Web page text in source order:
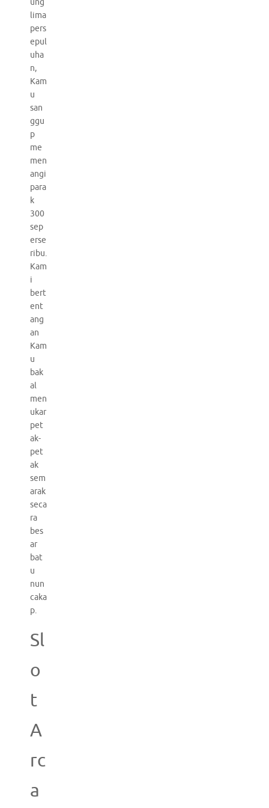
lima
pers
epul
uha
n,
Kam
u
san
ggu
p
me
men
angi
para
k
300
sep
erse
ribu.
Kam
i
bert
ent
ang
an
Kam
u
bak
al
men
ukar
pet
ak-
pet
ak
sem
arak
seca
ra
bes
ar
bat
u
nun
caka
p.
Sl
o
t
A
rc
a